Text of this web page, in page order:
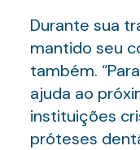
Durante sua
mantido seu
também.
ajuda ao
instituições
próteses